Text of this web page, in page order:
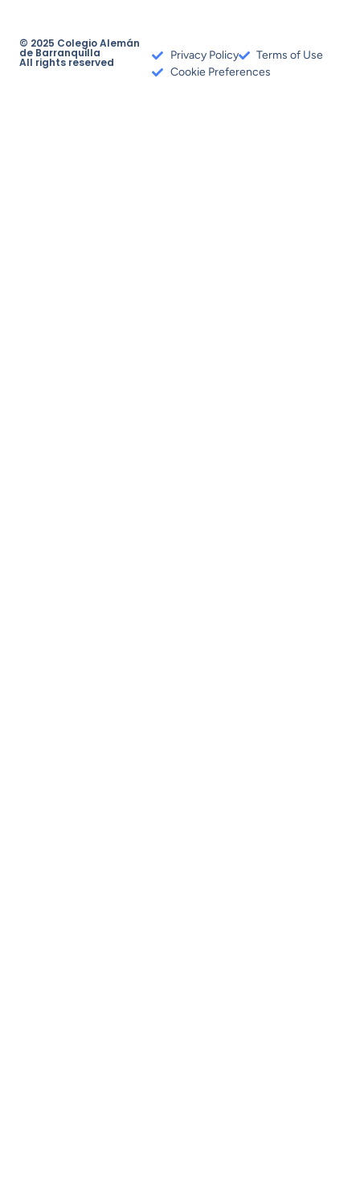
© 2025 Colegio Alemán
de Barranquilla
All rights reserved
Privacy Policy
Terms of Use
Cookie Preferences